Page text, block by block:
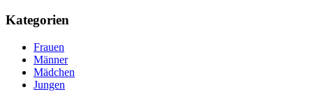
Kategorien
Frauen
Männer
Mädchen
Jungen